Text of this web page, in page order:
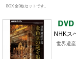
BOX 全3枚セットです。
NHKス
世界遺